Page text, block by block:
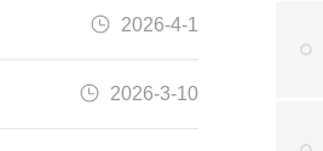
互作用的吸附特性，能
留，同时高效去除牛奶
2026-4-1
2026-3-10